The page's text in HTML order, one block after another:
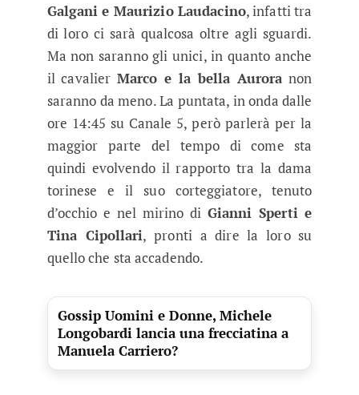
Galgani e Maurizio Laudacino, infatti tra
di loro ci sarà qualcosa oltre agli sguardi.
Ma non saranno gli unici, in quanto anche
il cavalier Marco e la bella Auroranon
saranno da meno. La puntata, in onda dalle
ore 14:45 su Canale 5, però parlerà per la
maggior parte del tempo di come sta
quindi evolvendo il rapporto tra la dama
torinese e il suo corteggiatore, tenuto
d’occhio e nel mirino di Gianni Sperti e
Tina Cipollari, pronti a dire la loro su
quello che sta accadendo.
Gossip Uomini e Donne, Michele
Longobardi lancia una frecciatina a
Manuela Carriero?